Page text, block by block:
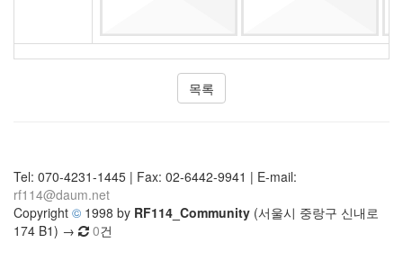
목록
Tel: 070-4231-1445 | Fax: 02-6442-9941 | E-mail:
rf114@daum.net
Copyright © 1998 by RF114_Community (서울시 중랑구 신내로
174 B1) →
0건